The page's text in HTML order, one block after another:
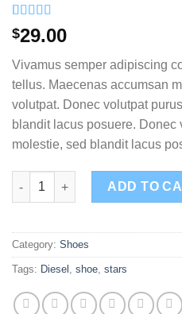
Rated 5.00
out of 5
1
customer
rating
$29.00
Vivamus semper adipiscing
tellus. Maecenas accumsan
volutpat. Donec volutpat
blandit lacus posuere. Donec
molestie, sed blandit lacus
Magnete Exposure Diesel
ADD TO
Category: Shoes
Tags: Diesel , shoe, stars